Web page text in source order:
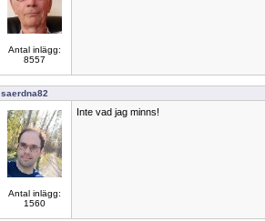
Antal inlägg:
8557
saerdna82
Antal inlägg:
1560
Inte vad jag minns!